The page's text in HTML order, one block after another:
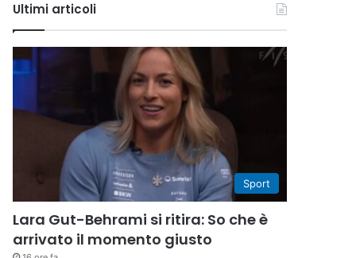
Ultimi articoli
Sport
Lara Gut-Behrami si ritira: So che è
arrivato il momento giusto